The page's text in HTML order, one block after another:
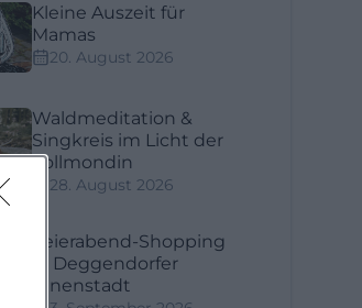
Kleine Auszeit für
Mamas
20. August 2026
Waldmeditation &
Singkreis im Licht der
Vollmondin
28. August 2026
Feierabend-Shopping
in Deggendorfer
Innenstadt